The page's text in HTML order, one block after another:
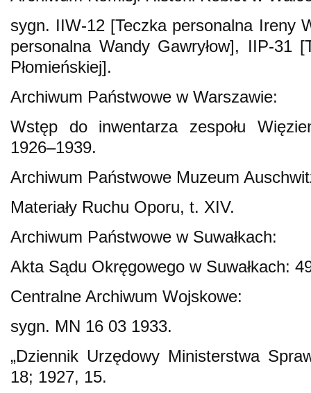
sygn. IIW-12 [Teczka personalna Ireny
personalna Wandy Gawryłow], IIP-31
Płomieńskiej].
Archiwum Państwowe w Warszawie:
Wstęp do inwentarza zespołu
1926–1939.
Archiwum Państwowe Muzeum
Materiały Ruchu Oporu, t. XIV.
Archiwum Państwowe w Suwałkach:
Akta Sądu Okręgowego w Suwałkach:
Centralne Archiwum Wojskowe:
sygn. MN 16 03 1933.
„Dziennik Urzędowy Ministerstwa
18; 1927, 15.